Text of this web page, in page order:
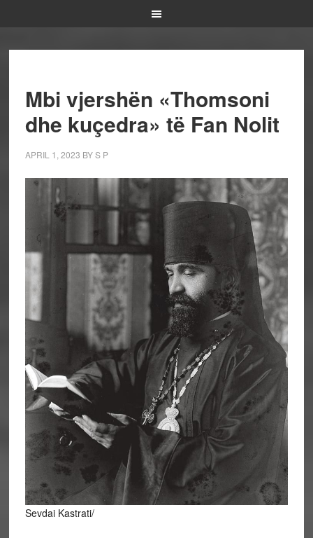
Mbi vjershën «Thomsoni
dhe kuçedra» të Fan Nolit
APRIL 1, 2023 BYS P
Sevdai Kastrati/